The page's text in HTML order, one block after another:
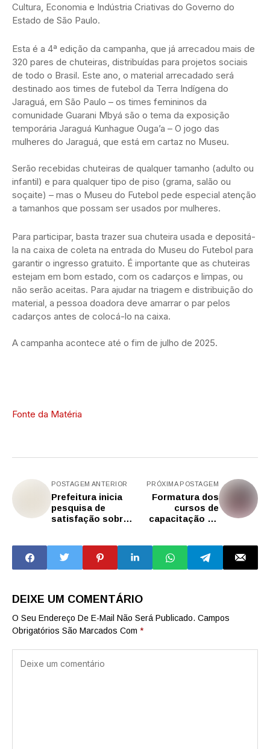
Cultura, Economia e Indústria Criativas do Governo do
Estado de São Paulo.
Esta é a 4ª edição da campanha, que já arrecadou mais de
320 pares de chuteiras, distribuídas para projetos sociais
de todo o Brasil. Este ano, o material arrecadado será
destinado aos times de futebol da Terra Indígena do
Jaraguá, em São Paulo – os times femininos da
comunidade Guarani Mbyá são o tema da exposição
temporária Jaraguá Kunhague Ouga’a – O jogo das
mulheres do Jaraguá, que está em cartaz no Museu.
Serão recebidas chuteiras de qualquer tamanho (adulto ou
infantil) e para qualquer tipo de piso (grama, salão ou
soçaite) – mas o Museu do Futebol pede especial atenção
a tamanhos que possam ser usados por mulheres.
Para participar, basta trazer sua chuteira usada e depositá-
la na caixa de coleta na entrada do Museu do Futebol para
garantir o ingresso gratuito. É importante que as chuteiras
estejam em bom estado, com os cadarços e limpas, ou
não serão aceitas. Para ajudar na triagem e distribuição do
material, a pessoa doadora deve amarrar o par pelos
cadarços antes de colocá-lo na caixa.
A campanha acontece até o fim de julho de 2025.
Fonte da Matéria
POSTAGEM ANTERIOR
Prefeitura inicia
pesquisa de
satisfação sobre
PRÓXIMA POSTAGEM
Formatura dos
cursos de
capacitação do
reúne 480 alunos
em São Caetano
DEIXE UM COMENTÁRIO
O Seu Endereço De E-Mail Não Será Publicado. Campos
Obrigatórios São Marcados Com *